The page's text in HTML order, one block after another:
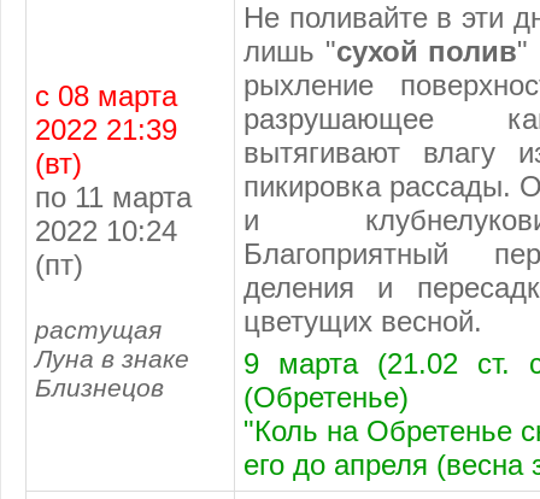
с 08 марта
2022 21:39
(вт)
по 11 марта
2022 10:24
(пт)
растущая
Луна в знаке
Близнецов
Не поливайте в эти
лишь "сухой полив"
рыхление
разрушающее
вытягивают влагу
пикировка рассады.
и
Благоприятный
деления и
цветущих весной.
9 марта (21.02 ст.
(Обретенье)
"Коль на Обретенье
его до апреля (весна